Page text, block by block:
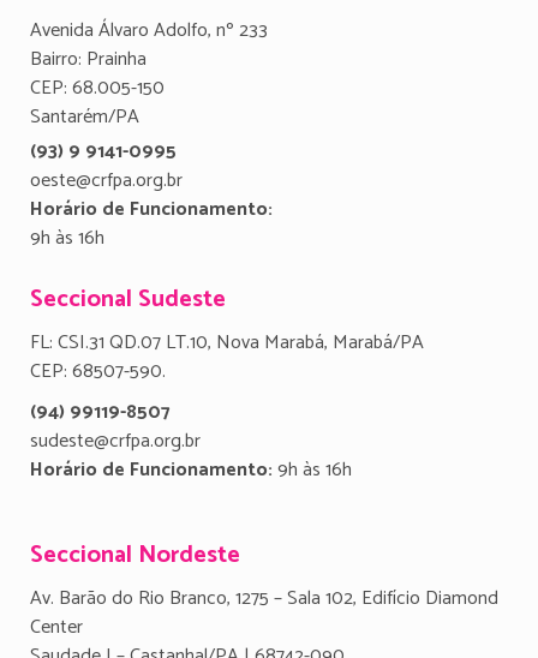
Avenida Álvaro Adolfo, nº 233
Bairro: Prainha
CEP: 68.005-150
Santarém/PA
(93) 9 9141-0995
oeste@crfpa.org.br
Horário de Funcionamento:
9h às 16h
Seccional Sudeste
FL: CSI.31 QD.07 LT.10, Nova Marabá, Marabá/PA
CEP: 68507-590.
(94) 99119-8507
sudeste@crfpa.org.br
Horário de Funcionamento:9h às 16h
Seccional Nordeste
Av. Barão do Rio Branco, 1275 – Sala 102, Edifício Diamond
Center